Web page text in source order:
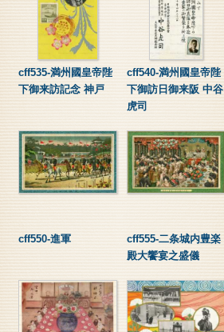
cff535-満州國皇帝陛
下御来訪記念 神戸
cff540-満州國皇帝陛
下御訪日御来阪 中谷
虎司
cff550-進軍
cff555-二条城内豊楽
殿大饗宴之盛儀